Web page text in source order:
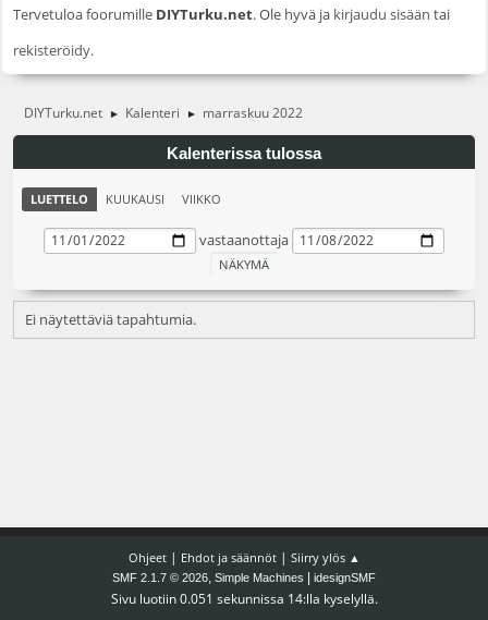
Tervetuloa foorumille DIYTurku.net. Ole hyvä ja kirjaudu sisään tai
rekisteröidy.
DIYTurku.net ► Kalenteri ► marraskuu 2022
Kalenterissa tulossa
LUETTELO KUUKAUSI VIIKKO
vastaanottaja
Ei näytettäviä tapahtumia.
Ohjeet| Ehdot ja säännöt| Siirry ylös ▲
SMF 2.1.7 © 2026, Simple Machines idesignSMF
Sivu luotiin 0.051 sekunnissa 14:lla kyselyllä.